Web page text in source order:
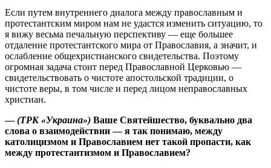
Если путем внутреннего диалога между православным и
протестантским миром нам не удастся изменить ситуацию, то
я вижу весьма печальную перспективу — еще большее
отдаление протестантского мира от Православия, а значит, и
ослабление общехристианского свидетельства. Поэтому
огромная задача стоит перед Православной Церковью —
свидетельствовать о чистоте апостольской традиции, о
чистоте веры, в том числе и перед лицом неправославных
христиан.
—(ТРК «Украина») Ваше Святейшество, буквально два
слова о взаимодействии — я так понимаю, между
католицизмом и Православием нет такой пропасти, как
между протестантизмом и Православием?